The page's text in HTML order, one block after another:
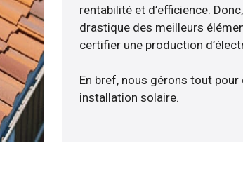
rentabilité et d’efficience.
drastique des meilleurs
certifier une production
En bref, nous gérons tout
installation solaire.